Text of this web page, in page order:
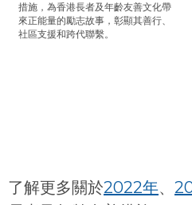
措施，為香港長者及年齡友善文化帶
來正能量的勵志故事，彰顯其善行、
社區支援和跨代聯繫。
長者及年齡友善措施。